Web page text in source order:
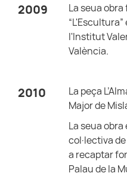
2009
La seua
“L'Escultura”
l'Institut
València.
2010
La peça
Major de
La seua
col·lectiva
a recaptar
Palau de la